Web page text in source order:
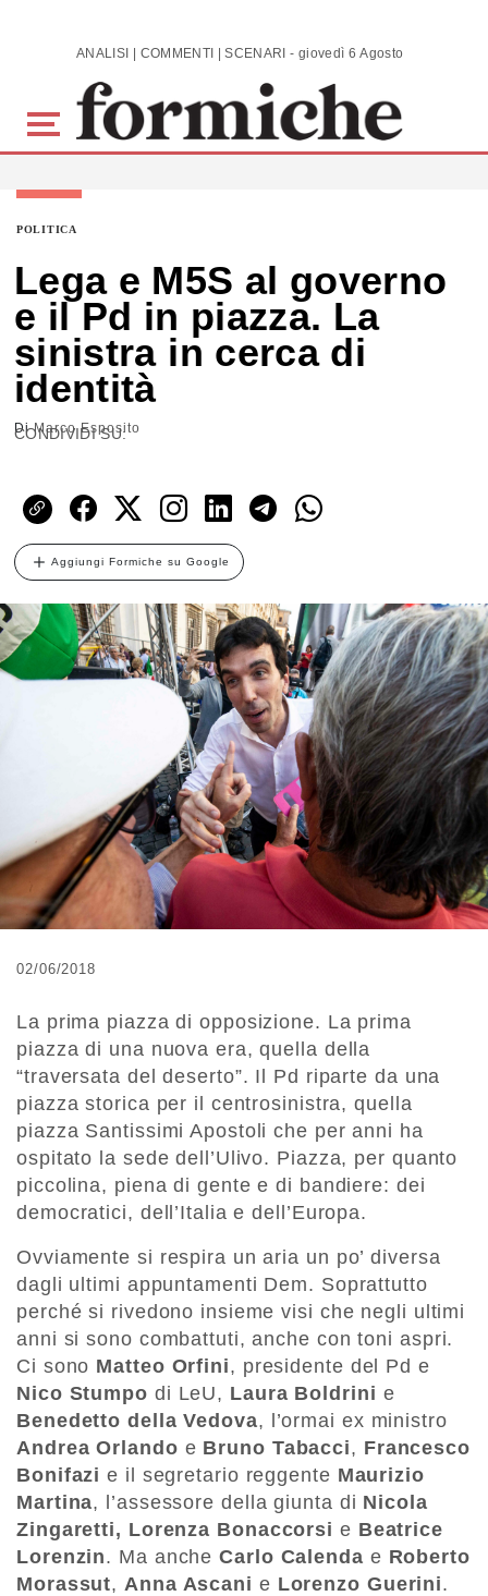
Skip to main content ANALISI | COMMENTI | SCENARI - giovedì 6 Agosto 2026
POLITICA
Lega e M5S al governo
e il Pd in piazza. La
sinistra in cerca di
identità
DiMarco Esposito
CONDIVIDI SU:
Aggiungi Formiche su Google
02/06/2018
La prima piazza di opposizione. La prima
piazza di una nuova era, quella della
“traversata del deserto”. Il Pd riparte da una
piazza storica per il centrosinistra, quella
piazza Santissimi Apostoli che per anni ha
ospitato la sede dell’Ulivo. Piazza, per quanto
piccolina, piena di gente e di bandiere: dei
democratici, dell’Italia e dell’Europa.
Ovviamente si respira un aria un po’ diversa
dagli ultimi appuntamenti Dem. Soprattutto
perché si rivedono insieme visi che negli ultimi
anni si sono combattuti, anche con toni aspri.
Ci sono Matteo Orfini, presidente del Pd e
Nico Stumpo di LeU, Laura Boldrini e
Benedetto della Vedova, l’ormai ex ministro
Andrea Orlando e Bruno Tabacci, Francesco
Bonifazi e il segretario reggente Maurizio
Martina, l’assessore della giunta di Nicola
Zingaretti, Lorenza Bonaccorsi e Beatrice
Lorenzin. Ma ancheCarlo Calenda e Roberto
Morassut, Anna Ascani e Lorenzo Guerini.